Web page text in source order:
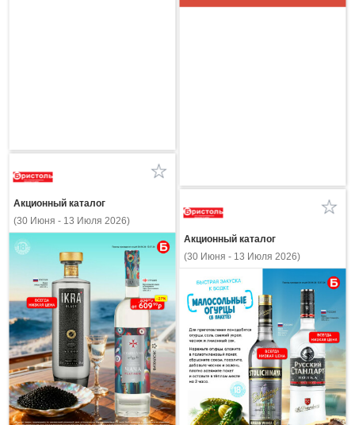
Акционный каталог
(30 Июня - 13 Июля 2026)
Акционный каталог
(30 Июня - 13 Июля 2026)